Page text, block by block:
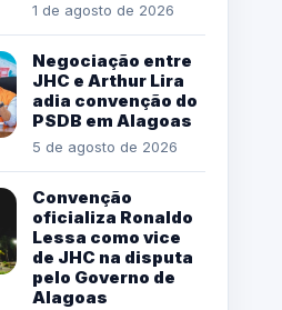
1 de agosto de 2026
Negociação entre
JHC e Arthur Lira
adia convenção do
PSDB em Alagoas
5 de agosto de 2026
Convenção
oficializa Ronaldo
Lessa como vice
de JHC na disputa
pelo Governo de
Alagoas